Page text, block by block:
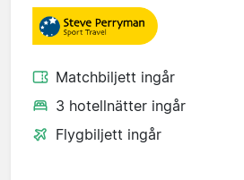
Matchbiljett ingår
3 hotellnätter ingår
Flygbiljett ingår